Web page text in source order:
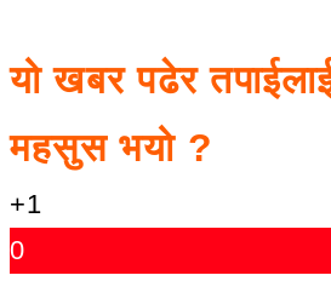
यो खबर पढेर
महसुस भयो ?
+1
0